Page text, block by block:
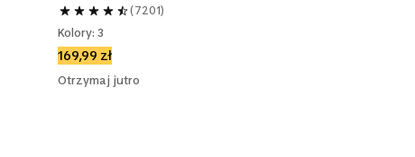
(7201)
Kolory: 3
169,99 zł
Otrzymaj jutro